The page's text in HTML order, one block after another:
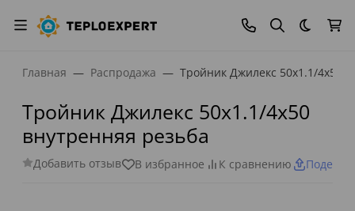
Темная
Главная Распродажа Тройник Джилекс 50х1.1/4х50
Тройник Джилекс 50х1.1/4х50
внутренняя резьба
Добавить отзыв В избранное К сравнению